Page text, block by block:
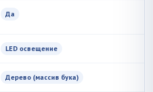
Да
LED освещение
Дерево (массив бука)